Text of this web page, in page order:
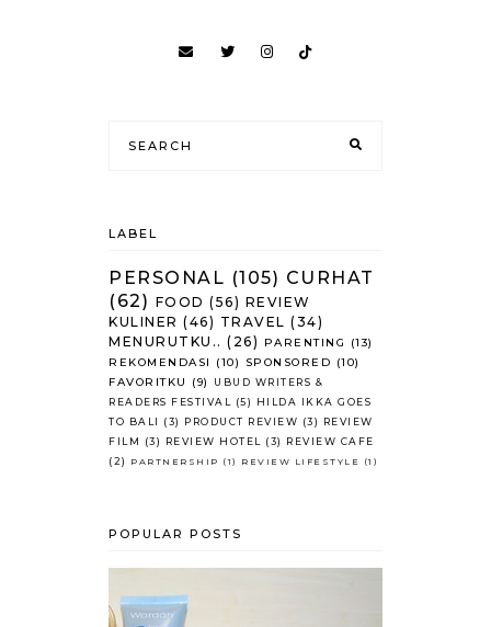
LABEL
PERSONAL (105) CURHAT
(62) FOOD (56) REVIEW
KULINER (46) TRAVEL (34)
MENURUTKU.. (26) PARENTING
(13)
REKOMENDASI
(10) SPONSORED (10)
FAVORITKU
(9)
UBUD WRITERS &
READERS FESTIVAL (5)
HILDA IKKA GOES
TO BALI
(3) PRODUCT REVIEW (3)
REVIEW
FILM
(3) REVIEW HOTEL (3)
REVIEW CAFE
(2)
PARTNERSHIP (1) REVIEW LIFESTYLE (1)
POPULAR POSTS